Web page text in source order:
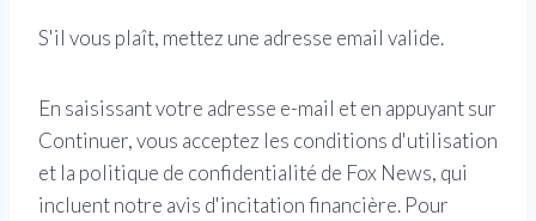
S'il vous plaît, mettez une adresse email valide.
En saisissant votre adresse e-mail et en appuyant sur
Continuer, vous acceptez les conditions d'utilisation
et la politique de confidentialité de Fox News, qui
incluent notre avis d'incitation financière. Pour